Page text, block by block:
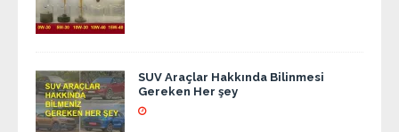
SUV Araçlar Hakkında Bilinmesi
Gereken Her şey